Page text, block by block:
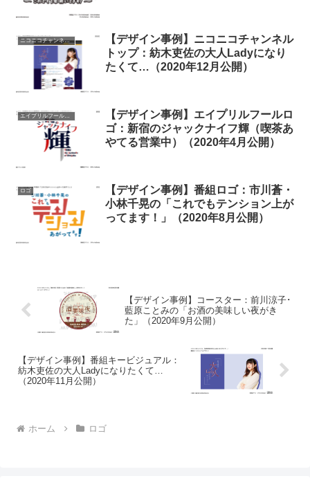
（2021年6月公開）
ニコニコチャンネルトップ
【デザイン事例】ニコニコチャンネル
トップ：紡木吏佐の大人Ladyになり
たくて…（2020年12月公開）
エイプリルフール（公式）
【デザイン事例】エイプリルフールロ
ゴ：新宿のジャックナイフ輝（喫茶あ
やてる営業中）（2020年4月公開）
ロゴ
【デザイン事例】番組ロゴ：市川蒼・
小林千晃の「これでもテンション上が
ってます！」（2020年8月公開）
【デザイン事例】コースター：前川涼子･
藍原ことみの「お酒の美味しい夜がき
た」（2020年9月公開）
【デザイン事例】番組キービジュアル：
紡木吏佐の大人Ladyになりたくて…
（2020年11月公開）
ホーム ロゴ